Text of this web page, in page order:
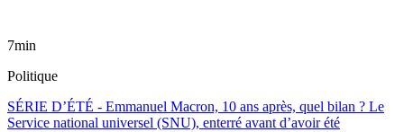
7min
Politique
SÉRIE D’ÉTÉ - Emmanuel Macron, 10 ans après, quel bilan ? Le
Service national universel (SNU), enterré avant d’avoir été